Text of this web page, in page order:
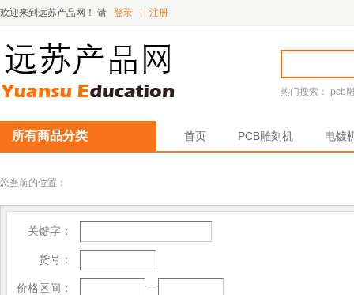
欢迎来到远苏产品网！ 请 登录 注册
热门搜索： pcb
所有商品分类 首页 PCB雕刻机 电镀
您当前的位置：
关键字：
货号：
价格区间： -